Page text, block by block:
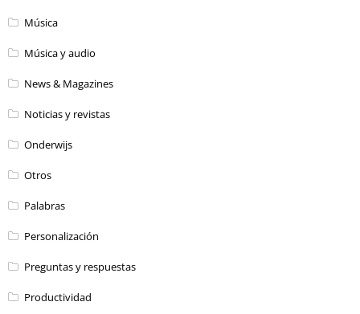
Música
Música y audio
News & Magazines
Noticias y revistas
Onderwijs
Otros
Palabras
Personalización
Preguntas y respuestas
Productividad